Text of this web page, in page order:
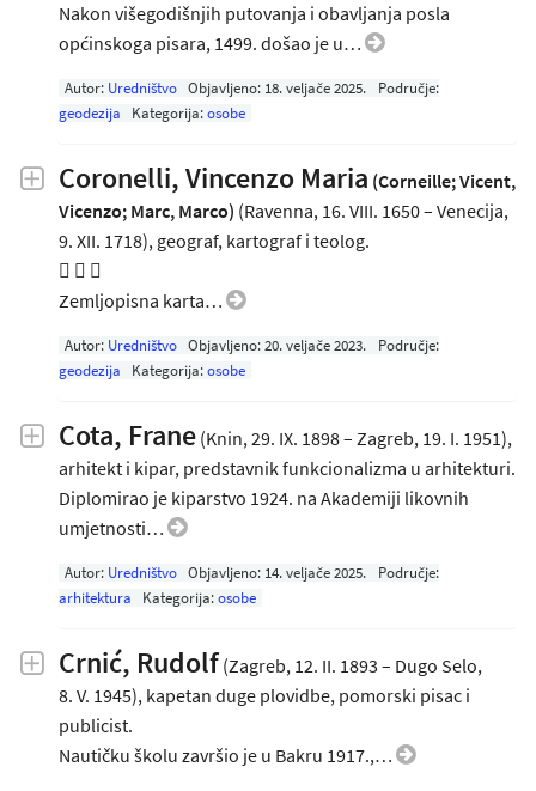
Nakon višegodišnjih putovanja i obavljanja posla
općinskoga pisara, 1499. došao je u…
Autor: Uredništvo Objavljeno: 18. veljače 2025.
Područje:
geodezija
Kategorija:osobe
Coronelli, Vincenzo Maria (Corneille; Vicent,
Vicenzo; Marc, Marco) (Ravenna, 16. VIII. 1650 – Venecija,
9. XII. 1718), geograf, kartograf i teolog.
  
Zemljopisna karta…
Autor: Uredništvo Objavljeno:20. veljače 2023.
Područje:
geodezija
Kategorija:osobe
Cota, Frane (Knin, 29. IX. 1898 – Zagreb, 19. I. 1951),
arhitekt i kipar, predstavnik funkcionalizma u arhitekturi.
Diplomirao je kiparstvo 1924. na Akademiji likovnih
umjetnosti…
Autor: Uredništvo Objavljeno: 14. veljače 2025.
Područje:
arhitektura
Kategorija:osobe
Crnić, Rudolf (Zagreb, 12. II. 1893 – Dugo Selo,
8. V. 1945), kapetan duge plovidbe, pomorski pisac i
publicist.
Nautičku školu završio je u Bakru 1917.,…